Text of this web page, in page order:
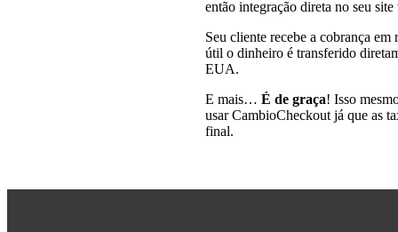
então integração direta no seu
Seu cliente recebe a cobrança em
útil o dinheiro é transferido
EUA.
E mais… É de graça! Isso
usar CambioCheckout já que as
final.